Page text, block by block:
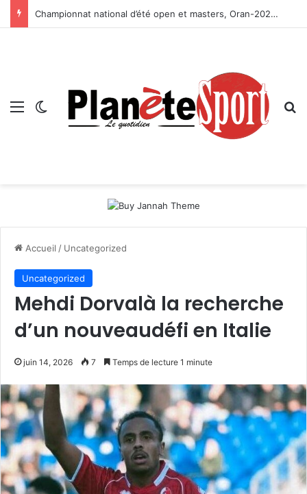
Championnat national d’été open et masters, Oran-2026 — Le CRB s’adjuge le titre
Menu Switch skin
Accueil / Uncategorized
Uncategorized
Mehdi Dorvalà la recherche
d’un nouveaudéfi en Italie
juin 14, 2026 7 Temps de lecture 1 minute